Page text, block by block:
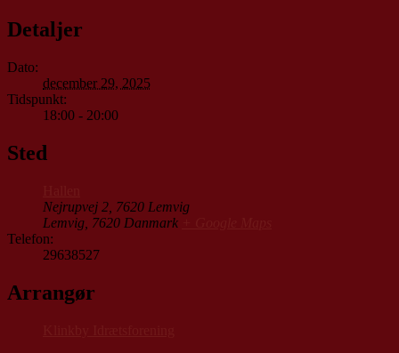
Detaljer
Dato:
december 29, 2025
Tidspunkt:
18:00 - 20:00
Sted
Nejrupvej 2, 7620 Lemvig
Lemvig 7620 Danmark
Telefon:
29638527
Arrangør